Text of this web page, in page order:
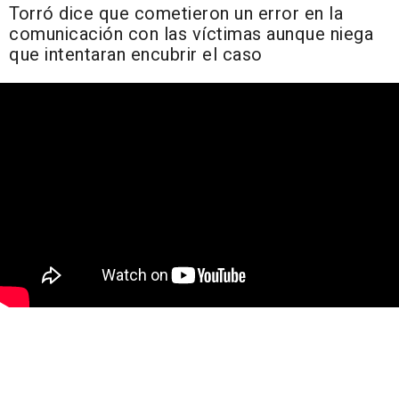
Torró dice que cometieron un error en la
comunicación con las víctimas aunque niega
que intentaran encubrir el caso